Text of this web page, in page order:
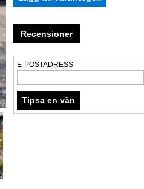
Recensioner
E-POSTADRESS